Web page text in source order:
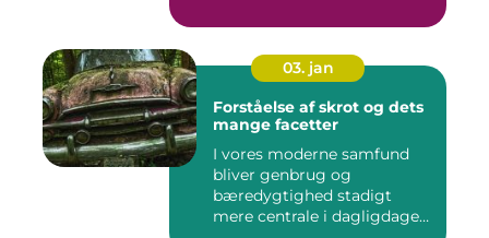
03. jan
Forståelse af skrot og dets
mange facetter
I vores moderne samfund
bliver genbrug og
bæredygtighed stadigt
mere centrale i dagligdagen.